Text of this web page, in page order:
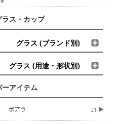
ラス・カップ
グラス (ブランド別)
グラス (用途・形状別)
ーアイテム
ポアラ 21